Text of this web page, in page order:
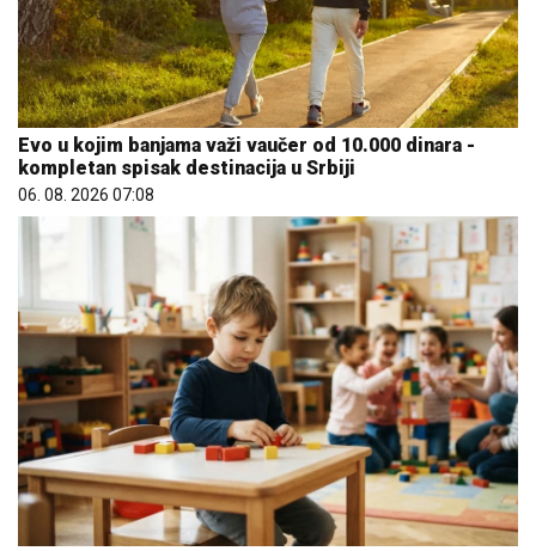
Evo u kojim banjama važi vaučer od 10.000 dinara -
kompletan spisak destinacija u Srbiji
06. 08. 2026 07:08